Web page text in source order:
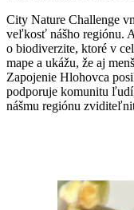
City Nature Challenge
veľkosť nášho regiónu.
o biodiverzite, ktoré v
mape a ukážu, že aj
Zapojenie Hlohovca
podporuje komunitu
nášmu regiónu